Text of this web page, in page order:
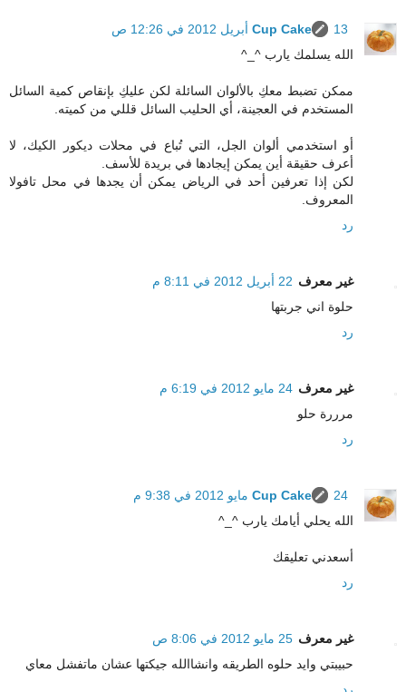
Cup Cake
13 أبريل 2012 في 12:26 ص
الله يسلمك يارب ^_^
ممكن تضبط معكِ بالألوان السائلة لكن عليكِ بإنقاص كمية السائل
المستخدم في العجينة، أي الحليب السائل قللي من كميته.
أو استخدمي ألوان الجل، التي تُباع في محلات ديكور الكيك، لا
أعرف حقيقة أين يمكن إيجادها في بريدة للأسف.
لكن إذا تعرفين أحد في الرياض يمكن أن يجدها في محل تافولا
المعروف.
رد
غير معرف 22 أبريل 2012 في 8:11 م
حلوة اني جربتها
رد
غير معرف 24 مايو 2012 في 6:19 م
مرررة حلو
رد
Cup Cake
24 مايو 2012 في 9:38 م
الله يحلي أيامك يارب ^_^
أسعدني تعليقك
رد
غير معرف 25 مايو 2012 في 8:06 ص
حبيبتي وايد حلوه الطريقه وانشاالله جيكتها عشان ماتفشل معاي
رد